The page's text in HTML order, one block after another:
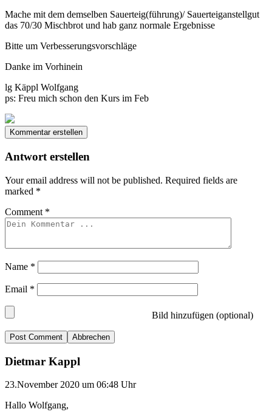
Mache mit dem demselben Sauerteig(führung)/ Sauerteiganstellgut
das 70/30 Mischbrot und hab ganz normale Ergebnisse
Bitte um Verbesserungsvorschläge
Danke im Vorhinein
lg Käppl Wolfgang
ps: Freu mich schon den Kurs im Feb
Kommentar erstellen
Antwort erstellen
Your email address will not be published. Required fields are
marked *
Comment *
Name *
Email *
Bild hinzufügen (optional)
Abbrechen
Dietmar Kappl
23.November 2020 um 06:48 Uhr
Hallo Wolfgang,